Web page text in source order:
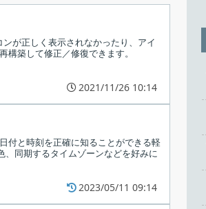
が正しく表示されなかったり、アイ
築して修正／修復できます。
2021/11/26 10:14
付と時刻を正確に知ることができる軽
同期するタイムゾーンなどを好みに
2023/05/11 09:14